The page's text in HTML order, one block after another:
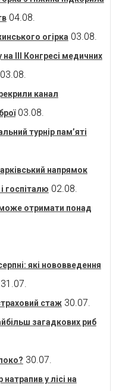
04.08.
огірка 03.08.
ІІІ Конгресі медичних
03.08.
канал
03.08.
турнір пам’яті
напрямок
госпіталю 02.08.
може отримати понад
які нововведення
31.07.
стаж 30.07.
загадкових риб
30.07.
у лісі на